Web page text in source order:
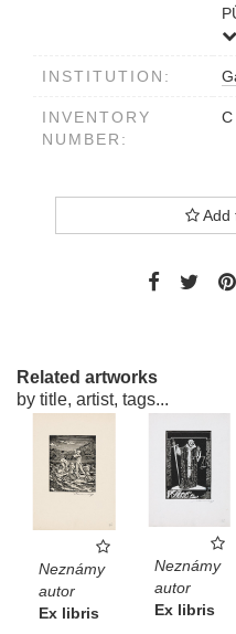
INSTITUTION:
INVENTORY
NUMBER:
C
Add
Related artworks
by title, artist, tags...
Neznámy
autor
Ex libris
Neznámy
autor
Ex libris